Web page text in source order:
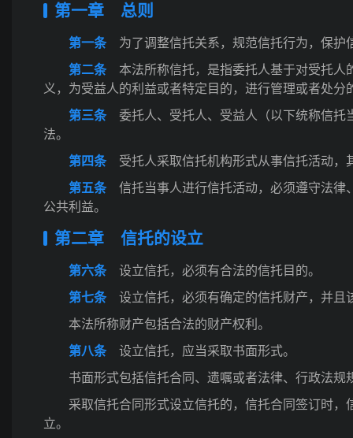
第一章 总则
第一条为了调整信托关系，规范信托行为，保护
第二条本法所称信托，是指委托人基于对受托人
义，为受益人的利益或者特定目的，进行管理或者处分
第三条委托人、受托人、受益人（以下统称信托
法。
第四条受托人采取信托机构形式从事信托活动，
第五条信托当事人进行信托活动，必须遵守法律
公共利益。
第二章 信托的设立
第六条设立信托，必须有合法的信托目的。
第七条设立信托，必须有确定的信托财产，并且
本法所称财产包括合法的财产权利。
第八条设立信托，应当采取书面形式。
书面形式包括信托合同、遗嘱或者法律、行政法规
采取信托合同形式设立信托的，信托合同签订时
立。